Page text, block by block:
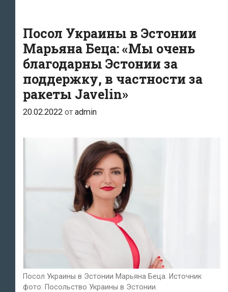
Посол Украины в Эстонии
Марьяна Беца: «Мы очень
благодарны Эстонии за
поддержку, в частности за
ракеты Javelin»
20.02.2022 от admin
Посол Украины в Эстонии Марьяна Беца. Источник
фото: Посольство Украины в Эстонии.